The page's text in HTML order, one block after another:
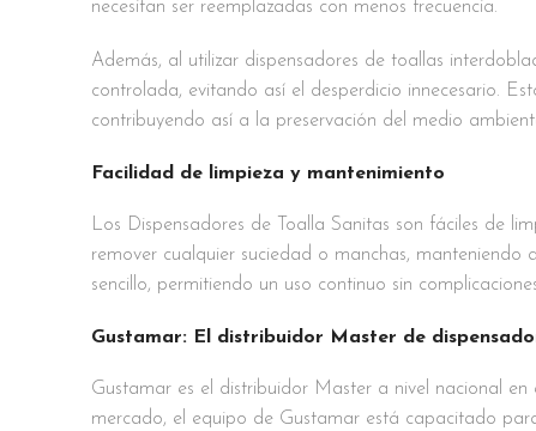
necesitan ser reemplazadas con menos frecuencia.
Además, al utilizar dispensadores de toallas
controlada, evitando así el desperdicio innecesario.
contribuyendo así a la preservación del medio
Facilidad de limpieza y mantenimiento
Los Dispensadores de Toalla Sanitas son fáciles de
remover cualquier suciedad o manchas, manteniendo
sencillo, permitiendo un uso continuo sin
Gustamar: El distribuidor Master de
Gustamar es el distribuidor Master a nivel nacional
mercado, el equipo de Gustamar está capacitado